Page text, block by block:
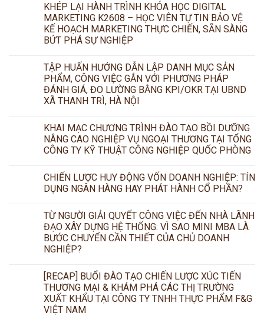
KHÉP LẠI HÀNH TRÌNH KHÓA HỌC DIGITAL
MARKETING K2608 – HỌC VIÊN TỰ TIN BẢO VỆ
KẾ HOẠCH MARKETING THỰC CHIẾN, SẴN SÀNG
BỨT PHÁ SỰ NGHIỆP
TẬP HUẤN HƯỚNG DẪN LẬP DANH MỤC SẢN
PHẨM, CÔNG VIỆC GẮN VỚI PHƯƠNG PHÁP
ĐÁNH GIÁ, ĐO LƯỜNG BẰNG KPI/OKR TẠI UBND
XÃ THANH TRÌ, HÀ NỘI
KHAI MẠC CHƯƠNG TRÌNH ĐÀO TẠO BỒI DƯỠNG
NÂNG CAO NGHIỆP VỤ NGOẠI THƯƠNG TẠI TỔNG
CÔNG TY KỸ THUẬT CÔNG NGHIỆP QUỐC PHÒNG
CHIẾN LƯỢC HUY ĐỘNG VỐN DOANH NGHIỆP: TÍN
DỤNG NGÂN HÀNG HAY PHÁT HÀNH CỔ PHẦN?
TỪ NGƯỜI GIẢI QUYẾT CÔNG VIỆC ĐẾN NHÀ LÃNH
ĐẠO XÂY DỰNG HỆ THỐNG: VÌ SAO MINI MBA LÀ
BƯỚC CHUYỂN CẦN THIẾT CỦA CHỦ DOANH
NGHIỆP?
[RECAP] BUỔI ĐÀO TẠO CHIẾN LƯỢC XÚC TIẾN
THƯƠNG MẠI & KHÁM PHÁ CÁC THỊ TRƯỜNG
XUẤT KHẨU TẠI CÔNG TY TNHH THỰC PHẨM F&G
VIỆT NAM